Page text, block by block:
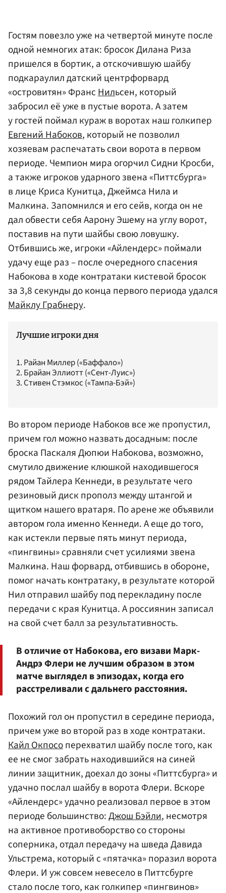
Гостям повезло уже на четвертой минуте после
одной немногих атак: бросок Дилана Риза
пришелся в бортик, а отскочившую шайбу
подкараулил датский центрфорвард
«островитян» ФрансНильсен, который
забросил её уже в пустые ворота. А затем
у гостей поймал кураж в воротах наш голкипер
Евгений Набоков, который не позволил
хозяевам распечатать свои ворота в первом
периоде. Чемпион мира огорчил Сидни Кросби,
а также игроков ударного звена «Питтсбурга»
в лице Криса Кунитца, Джеймса Нила и
Малкина. Запомнился и его сейв, когда он не
дал обвести себя Аарону Эшему на углу ворот,
поставив на пути шайбы свою ловушку.
Отбившись же, игроки «Айлендерс» поймали
удачу еще раз – после очередного спасения
Набокова в ходе контратаки кистевой бросок
за 3,8 секунды до конца первого периода удался
Майклу Грабнеру.
Лучшие игроки дня
1. Райан Миллер («Баффало»)
2. Брайан Эллиотт («Сент-Луис»)
3. Стивен Стэмкос («Тампа-Бэй»)
Во втором периоде Набоков все же пропустил,
причем гол можно назвать досадным: после
броска Паскаля Дюпюи Набокова, возможно,
смутило движение клюшкой находившегося
рядомТайлера Кеннеди, в результате чего
резиновый диск прополз между штангой и
щитком нашего вратаря. По арене же объявили
автором гола именно Кеннеди. А еще до того,
как истекли первые пять минут периода,
«пингвины» сравняли счет усилиями звена
Малкина. Наш форвард, отбившись в обороне,
помог начать контратаку, в результате которой
Нил отправил шайбу под перекладину после
передачи с края Кунитца. А россиянин записал
на свой счет балл за результативность.
В отличие от Набокова, его визави Марк-
Андрэ Флери не лучшим образом в этом
матче выглядел в эпизодах, когда его
расстреливали с дальнего расстояния.
Похожий гол он пропустил в середине периода,
причем уже во второй раз в ходе контратаки.
Кайл Окпосоперехватил шайбу после того, как
ее не смог забрать находившийся на синей
линии защитник, доехал до зоны «Питтсбурга» и
удачно послал шайбу в ворота Флери. Вскоре
«Айлендерс» удачно реализовал первое в этом
периоде большинство:Джош Бэйли, несмотря
на активное противоборство со стороны
соперника, отдал передачу на шведа Давида
Ульстрема, который с «пятачка» поразил ворота
Флери. И уж совсем невесело в Питтсбурге
стало после того, как голкипер «пингвинов»